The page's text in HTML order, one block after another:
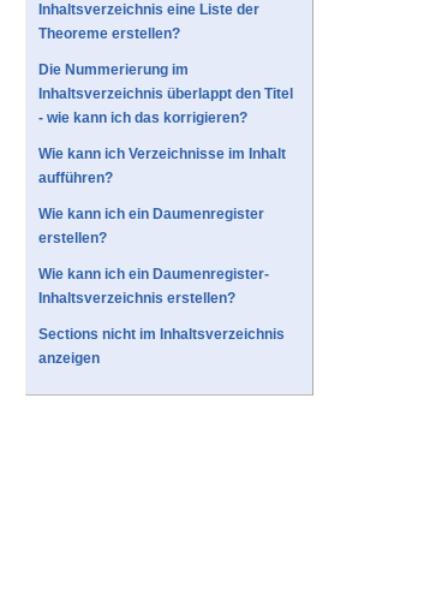
Inhaltsverzeichnis eine Liste der
Theoreme erstellen?
Die Nummerierung im
Inhaltsverzeichnis überlappt den Titel
- wie kann ich das korrigieren?
Wie kann ich Verzeichnisse im Inhalt
aufführen?
Wie kann ich ein Daumenregister
erstellen?
Wie kann ich ein Daumenregister-
Inhaltsverzeichnis erstellen?
Sections nicht im Inhaltsverzeichnis
anzeigen